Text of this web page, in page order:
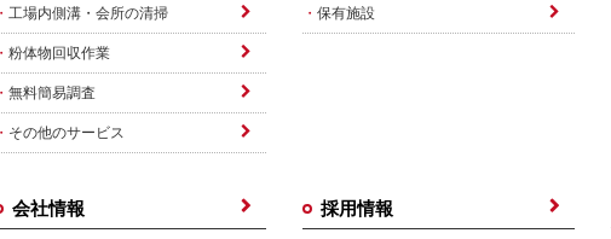
工場内側溝・会所の清掃
粉体物回収作業
無料簡易調査
その他のサービス
保有施設
会社情報 採用情報